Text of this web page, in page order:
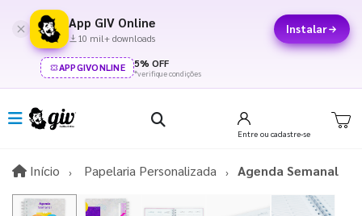
App GIV Online
10 mil+ downloads
Instalar
APPGIVONLINE 5% OFF
*verifique condições
Entre ou cadastre-se
Início InícioPapelaria Personalizada Agenda Semanal